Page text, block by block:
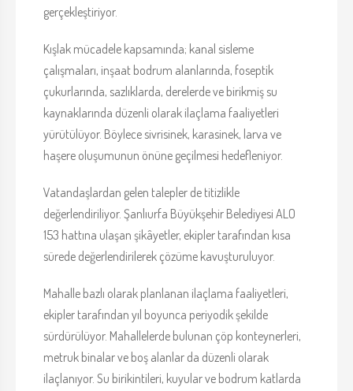
gerçekleştiriyor.
Kışlak mücadele kapsamında; kanal sisleme
çalışmaları, inşaat bodrum alanlarında, foseptik
çukurlarında, sazlıklarda, derelerde ve birikmiş su
kaynaklarında düzenli olarak ilaçlama faaliyetleri
yürütülüyor. Böylece sivrisinek, karasinek, larva ve
haşere oluşumunun önüne geçilmesi hedefleniyor.
Vatandaşlardan gelen talepler de titizlikle
değerlendiriliyor. Şanlıurfa Büyükşehir Belediyesi ALO
153 hattına ulaşan şikâyetler, ekipler tarafından kısa
sürede değerlendirilerek çözüme kavuşturuluyor.
Mahalle bazlı olarak planlanan ilaçlama faaliyetleri,
ekipler tarafından yıl boyunca periyodik şekilde
sürdürülüyor. Mahallelerde bulunan çöp konteynerleri,
metruk binalar ve boş alanlar da düzenli olarak
ilaçlanıyor. Su birikintileri, kuyular ve bodrum katlarda